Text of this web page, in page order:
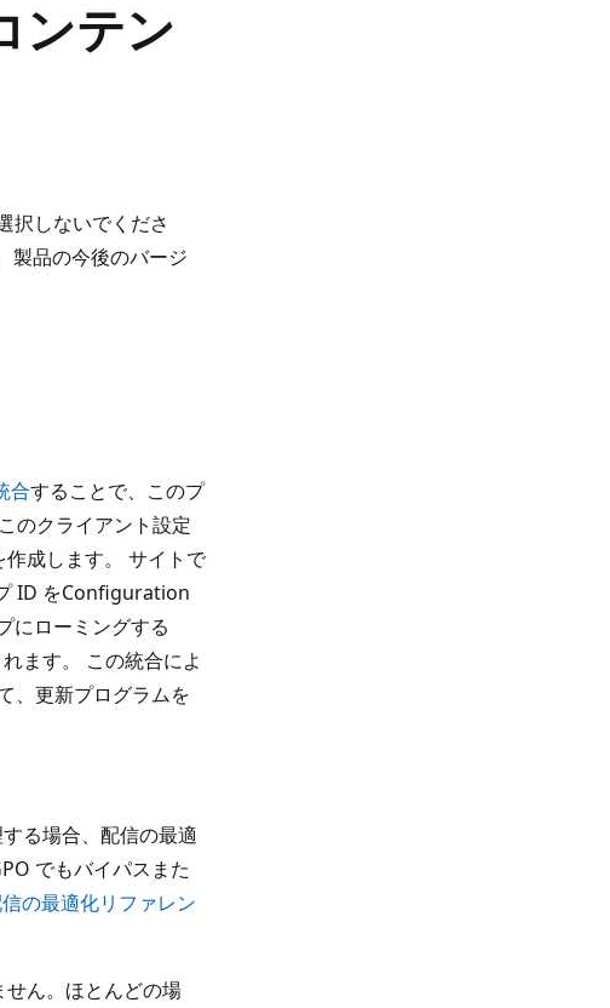
ンテン
しないでくださ
製品の今後のバージ
合することで、このプ
のクライアント設定
成します。 サイトで
ID をConfiguration
にローミングする
ます。 この統合によ
、更新プログラムを
る場合、配信の最適
でもバイパスまた
の最適化リファレン
ん。ほとんどの場